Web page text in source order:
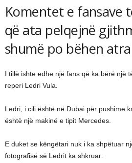
Komentet e fansave
që ata pelqejnë
shumë po bëhen
I tillë ishte edhe një fans që ka bërë një
reperi Ledri Vula.
Ledri, i cili është në Dubai për pushime
është një makinë e tipit Mercedes.
E duket se këngëtari nuk i ka shpëtuar
fotografisë së Ledrit ka shkruar: